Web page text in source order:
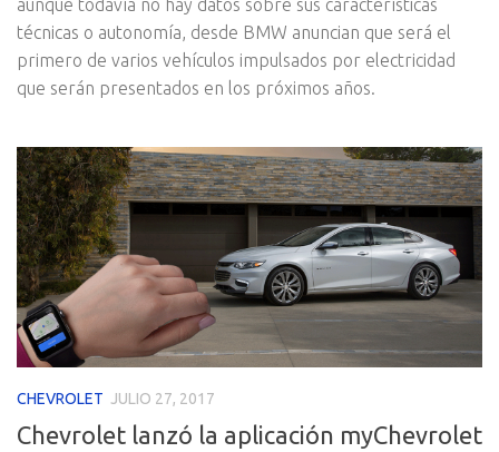
aunque todavía no hay datos sobre sus características
técnicas o autonomía, desde BMW anuncian que será el
primero de varios vehículos impulsados por electricidad
que serán presentados en los próximos años.
CHEVROLET JULIO 27, 2017
Chevrolet lanzó la aplicación myChevrolet